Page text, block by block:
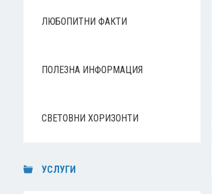
ЛЮБОПИТНИ ФАКТИ
ПОЛЕЗНА ИНФОРМАЦИЯ
СВЕТОВНИ ХОРИЗОНТИ
УСЛУГИ